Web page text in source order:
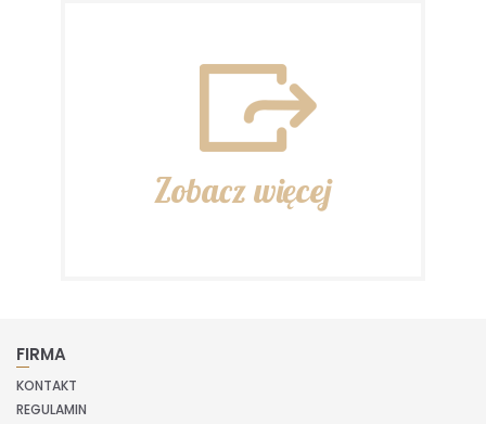
Zobacz więcej
FIRMA
KONTAKT
REGULAMIN